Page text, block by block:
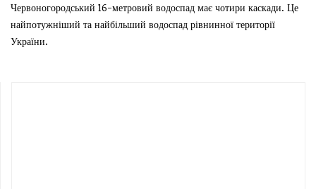
Червоногородський 16-метровий водоспад має чотири каскади. Це
найпотужніший та найбільший водоспад рівнинної території
України.